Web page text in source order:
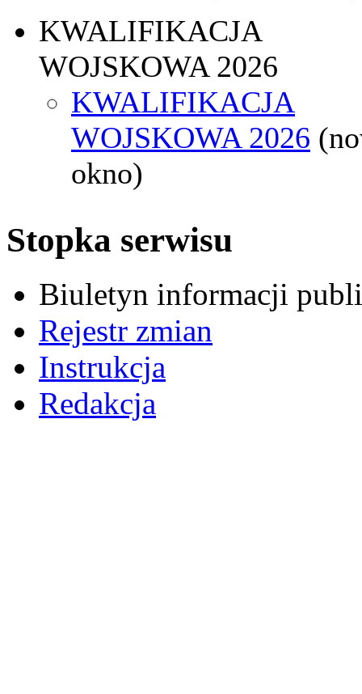
KWALIFIKACJA
WOJSKOWA 2026
KWALIFIKACJA
WOJSKOWA 2026
okno)
Stopka serwisu
Biuletyn informacji
Rejestr zmian
Instrukcja
Redakcja